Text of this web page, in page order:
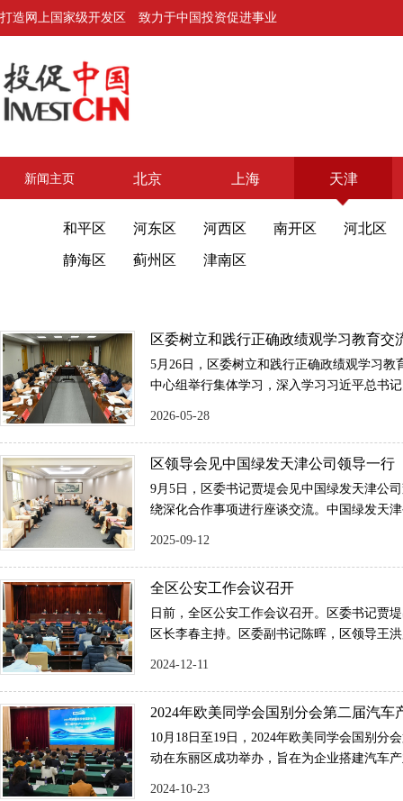
打造网上国家级开发区 致力于中国投资促进事业
新闻主页 北京 上海 天津
和平区 河东区 河西区 南开区 河北区
静海区 蓟州区 津南区
区委树立和践行正确政绩观学习教育交
区委理论学习中心组举行集体学习
5月26日，区委树立和践行正确政绩观学习教
中心组举行集体学习，深入学习习近平总书
以正确政绩观立身立业、谋事成事，为人民
学习教育取得更大实效。
2026-05-28
区领导会见中国绿发天津公司领导一行
9月5日，区委书记贾堤会见中国绿发天津公
绕深化合作事项进行座谈交流。中国绿发天
2025-09-12
全区公安工作会议召开
日前，全区公安工作会议召开。区委书记贾
区长李春主持。区委副书记陈晖，区领导王
2024-12-11
2024年欧美同学会国别分会第二届汽车
对话活动成功举办
10月18日至19日，2024年欧美同学会国别分
动在东丽区成功举办，旨在为企业搭建汽车
2024-10-23